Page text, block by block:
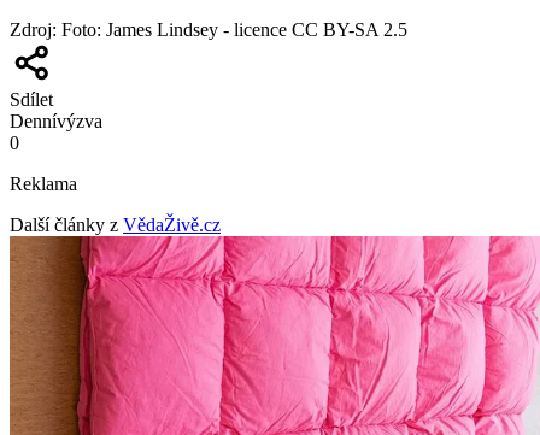
Zdroj: Foto: James Lindsey - licence CC BY-SA 2.5
Sdílet
Dennívýzva
0
Reklama
Další články z VědaŽivě.cz